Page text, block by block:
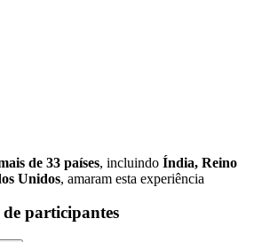
de 33 países, incluindo Índia, Reino
Unidos, amaram esta experiência
de participantes